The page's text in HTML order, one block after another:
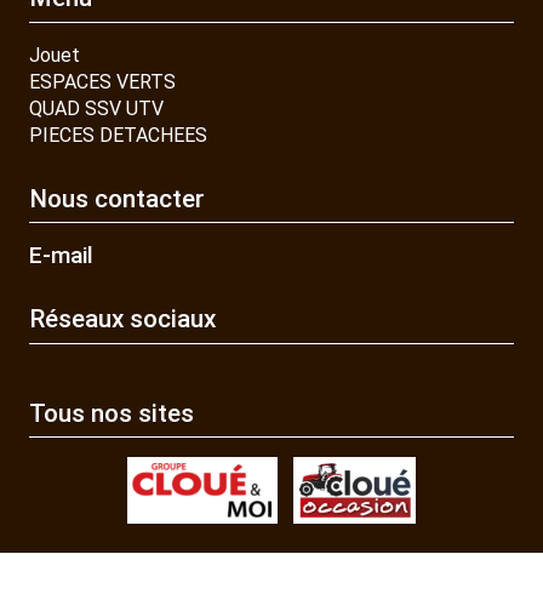
Jouet
ESPACES VERTS
QUAD SSV UTV
PIECES DETACHEES
Nous contacter
E-mail
Réseaux sociaux
Tous nos sites